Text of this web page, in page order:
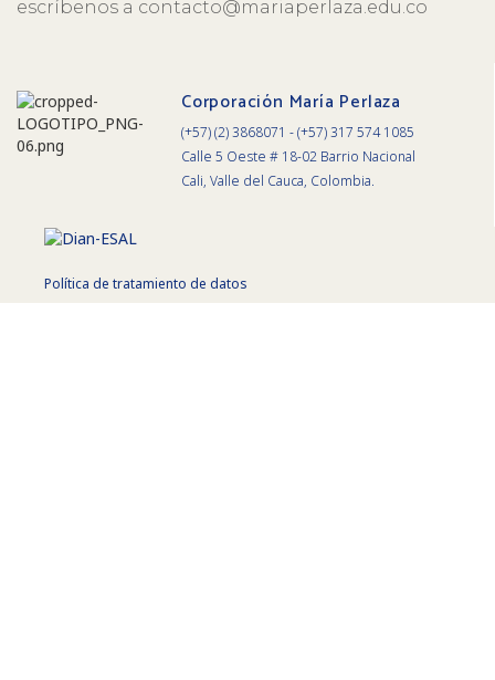
escríbenos a contacto@mariaperlaza.edu.co
Corporación María Perlaza
(+57) (2) 3868071 - (+57) 317 574 1085
Calle 5 Oeste # 18-02 Barrio Nacional
Cali, Valle del Cauca, Colombia.
Política de tratamiento de datos